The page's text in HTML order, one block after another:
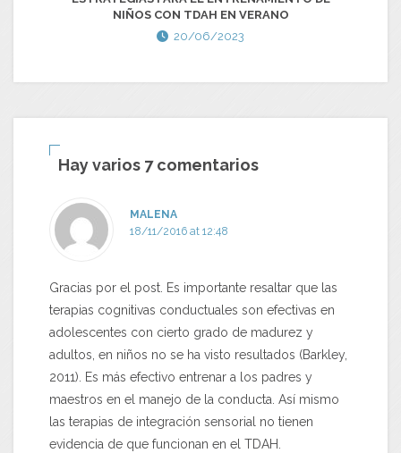
NIÑOS CON TDAH EN VERANO
20/06/2023
Hay varios 7 comentarios
MALENA
18/11/2016 at 12:48
Gracias por el post. Es importante resaltar que las
terapias cognitivas conductuales son efectivas en
adolescentes con cierto grado de madurez y
adultos, en niños no se ha visto resultados (Barkley,
2011). Es más efectivo entrenar a los padres y
maestros en el manejo de la conducta. Así mismo
las terapias de integración sensorial no tienen
evidencia de que funcionan en el TDAH.